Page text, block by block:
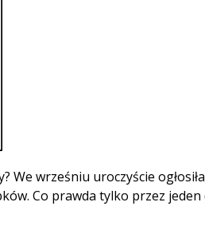
We wrześniu uroczyście
Co prawda tylko przez jeden